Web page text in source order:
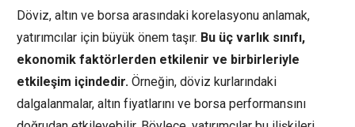
Döviz, altın ve borsa arasındaki korelasyonu anlamak,
yatırımcılar için büyük önem taşır. Bu üç varlık sınıfı,
ekonomik faktörlerden etkilenir ve birbirleriyle
etkileşim içindedir. Örneğin, döviz kurlarındaki
dalgalanmalar, altın fiyatlarını ve borsa performansını